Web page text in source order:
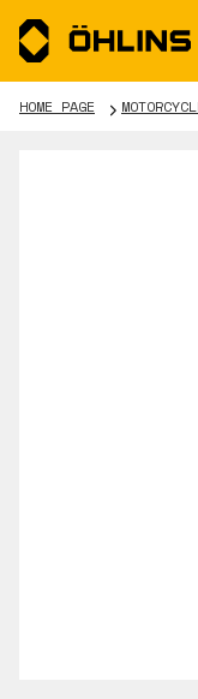
HOME PAGE